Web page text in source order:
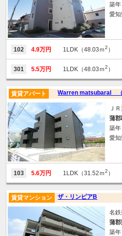
築
愛
102 4.9万円 1LDK（48.03ｍ2 ）
301 5.5万円 1LDK（48.03ｍ2 ）
Warren matsubaraI （
賃貸アパート
Ｊ
蒲
築
愛
103 5.6万円 1LDK（31.52ｍ2 ）
ザ・リンピアB
賃貸マンション
名鉄
蒲
築